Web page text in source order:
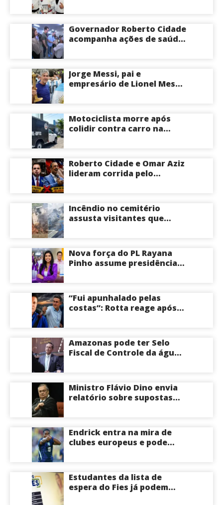
Governador Roberto Cidade
acompanha ações de saúde
Jorge Messi, pai e
empresário de Lionel Messi,
Motociclista morre após
colidir contra carro na
Roberto Cidade e Omar Aziz
lideram corrida pelo
Incêndio no cemitério
assusta visitantes que
Nova força do PL Rayana
Pinho assume presidência
como nome competitivo
para a ALEAM
“Fui apunhalado pelas
costas”: Rotta reage após
o Senado pelo Amazonas;
veja
Amazonas pode ter Selo
Fiscal de Controle da água
Ministro Flávio Dino envia
relatório sobre supostas
Endrick entra na mira de
clubes europeus e pode
Estudantes da lista de
espera do Fies já podem